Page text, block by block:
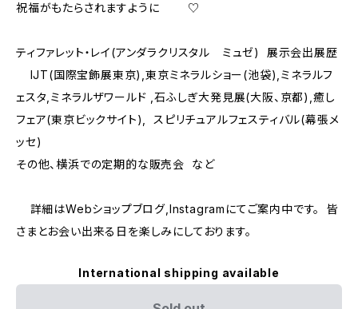
祝福がもたらされますように ♡
ティファレット・レイ(アンダラクリスタル ミュゼ) 展示会出展歴
IJT(国際宝飾展東京),東京ミネラルショー(池袋),ミネラルフ
ェスタ,ミネラルザワールド ,石ふしぎ大発見展(大阪、京都),癒し
フェア(東京ビックサイト), スピリチュアルフェスティバル(幕張メ
ッセ)
その他、横浜での定期的な販売会 など
詳細はWebショップブログ,Instagramにてご案内中です。 皆
さまとお会い出来る日を楽しみにしております。
International shipping available